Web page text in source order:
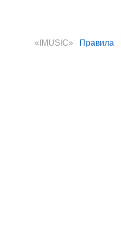
«IMUSIC» Правила